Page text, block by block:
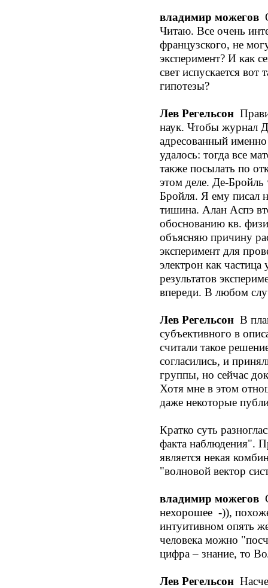
владимир можегов
Читаю. Все очень
французского, не
эксперимент? И как
свет испускается
гипотезы?
Лев Регельсон
наук. Чтобы журнал
адресованный
удалось: тогда все
также посылать по
этом деле. Де-Бройль
Бройля. Я ему писал
тишина. Алан Аспэ
обоснованию кв.
объясняю причину
эксперимент для
электрон как
результатов
впереди. В любом
Лев Регельсон В
субъективного в
считали такое
согласились, и
группы, но сейчас
Хотя мне в этом
даже некоторые
Кратко суть
факта наблюдения".
является некая
"волновой вектор
владимир можегов
нехорошее -)),
интуитивном опять
человека можно
цифра – знание, то
Лев Регельсон